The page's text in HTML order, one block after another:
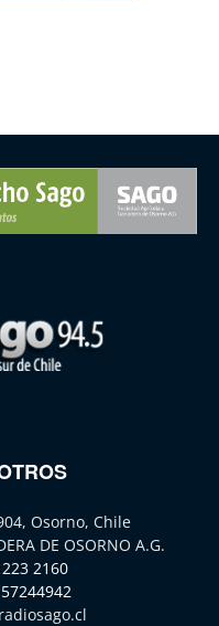
Osorno, Chile
DE OSORNO A.G.
2160